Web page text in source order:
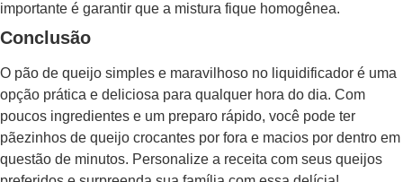
importante é garantir que a mistura fique homogênea.
Conclusão
O pão de queijo simples e maravilhoso no liquidificador é uma
opção prática e deliciosa para qualquer hora do dia. Com
poucos ingredientes e um preparo rápido, você pode ter
pãezinhos de queijo crocantes por fora e macios por dentro em
questão de minutos. Personalize a receita com seus queijos